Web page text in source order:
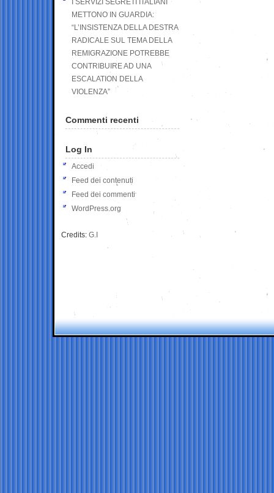
I SERVIZI SEGRETI ITALIANI
METTONO IN GUARDIA:
“L’INSISTENZA DELLA DESTRA
RADICALE SUL TEMA DELLA
REMIGRAZIONE POTREBBE
CONTRIBUIRE AD UNA
ESCALATION DELLA
VIOLENZA”
Commenti recenti
Log In
Accedi
Feed dei contenuti
Feed dei commenti
WordPress.org
Credits: G.I